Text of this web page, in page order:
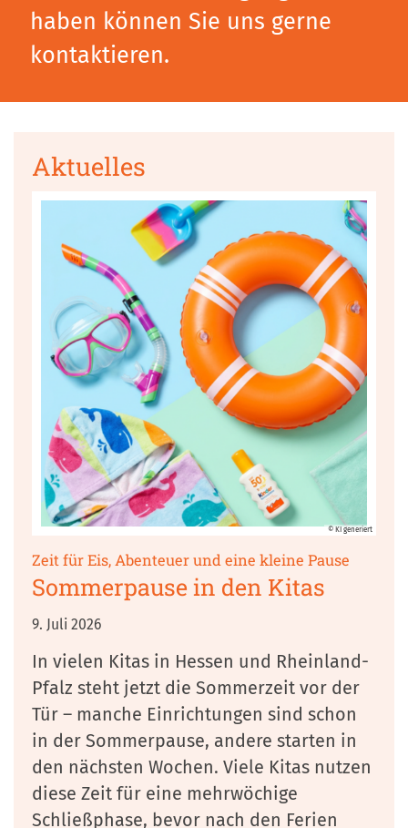
haben können Sie uns gerne
kontaktieren.
Aktuelles
© KI generiert
Zeit für Eis, Abenteuer und eine kleine Pause
Sommerpause in den Kitas
9. Juli 2026
In vielen Kitas in Hessen und Rheinland-
Pfalz steht jetzt die Sommerzeit vor der
Tür – manche Einrichtungen sind schon
in der Sommerpause, andere starten in
den nächsten Wochen. Viele Kitas nutzen
diese Zeit für eine mehrwöchige
Schließphase, bevor nach den Ferien